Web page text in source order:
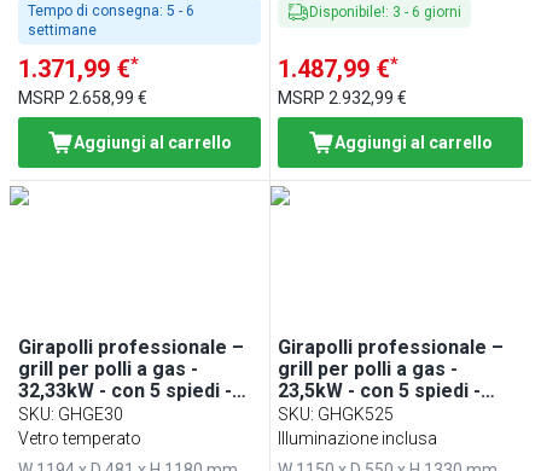
Tempo di consegna: 5 - 6
settimane
1.371,99 €*
MSRP 2.658,99 €
Aggiungi al carrello
Disponibile!: 3 - 6 giorni
1.487,99 €*
MSRP2.932,99 €
Aggiungi al carrello
Girapolli professionale –
grill per polli a gas -
32,33kW - con 5 spiedi -
capacità fino a 30 polli
SKU: GHGE30
Vetro temperato
Girapolli professionale –
grill per polli a gas -
23,5kW - con 5 spiedi -
capacità fino a 25 polli
SKU: GHGK525
Illuminazione inclusa